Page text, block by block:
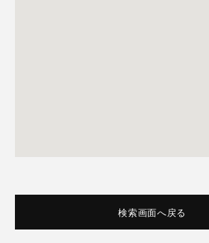
検索画面へ戻る